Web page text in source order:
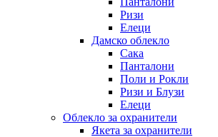
Ризи
Елеци
Дамско облекло
Сака
Панталони
Поли и Рокли
Ризи и Блузи
Елеци
Облекло за охранители
Якета за охранители